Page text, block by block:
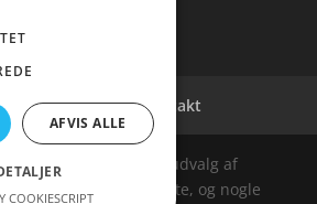
Kontakt
samler et bredt udvalg af
Siden er et affiiliatesite, og nogle
AFVIS ALLE
COOKIESCRIPT